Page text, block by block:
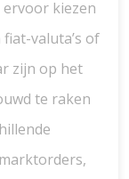
kiezen
valuta’s of
zijn op het
te raken